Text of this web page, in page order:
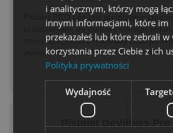
Pistolet PRO Lite jest precyzyjnie
urządzeniem, do budowy którego
najwyższej jakości materiały i
wysoką wytrzymałość, niezawodność i...
Pistolet DeVilbiss Pro
i analitycznym, którzy mogą
innymi informacjami, które im
przekazałeś lub które zebrali
korzystania przez Ciebie z ich
Polityka prywatności
Wydajność